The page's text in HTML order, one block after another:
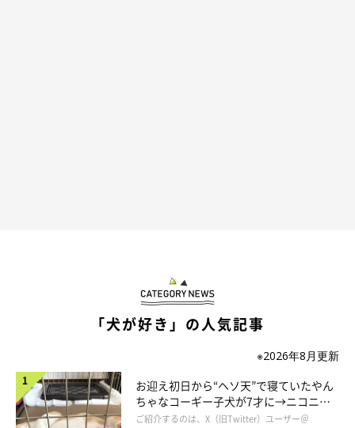
「犬が好き」の人気記事
※2026年8月更新
お迎え初日から“ヘソ天”で寝ていたやん
ちゃなコーギー子犬が7才に→ニコニ
コ“コーギースマイル”が魅力のコに成
ご紹介するのは、X（旧Twitter）ユーザー＠